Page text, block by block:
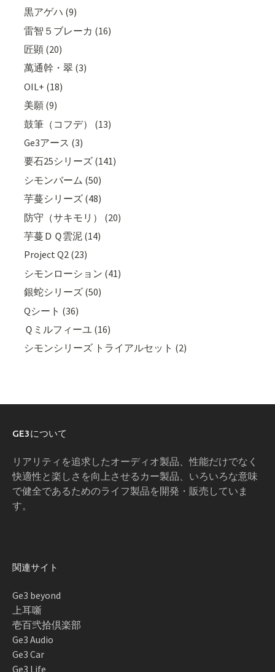
黒アゲハ (9)
雷智５ブレーカ (16)
匠顕 (20)
萬通幹・翠 (3)
OIL+ (18)
美願 (9)
鼓筆（コフデ） (13)
Ge3アース (3)
要石25シリーズ (141)
シモンバーム (50)
芋蔓シリーズ (48)
防守（サキモリ） (20)
芋蔓ＤＱ雲泥 (14)
Project Q2 (23)
シモンローション (41)
銀蛇シリーズ (50)
Qシート (36)
Ｑミルフィーユ (16)
シモンシリーズ トライアルセット (2)
GE3について
リアリティを追求したオーディオ製品、性能だけでなく
快適性と楽しさを向上させるカー製品、いろいろな意味
で健全であるためのライフ製品を開発・販売していま
す。
関連サイト
Ge3 beyond
上耳噺
壱百弐拾倶楽部
Ge3 Audio
Ge3 Car
Ge3 Life